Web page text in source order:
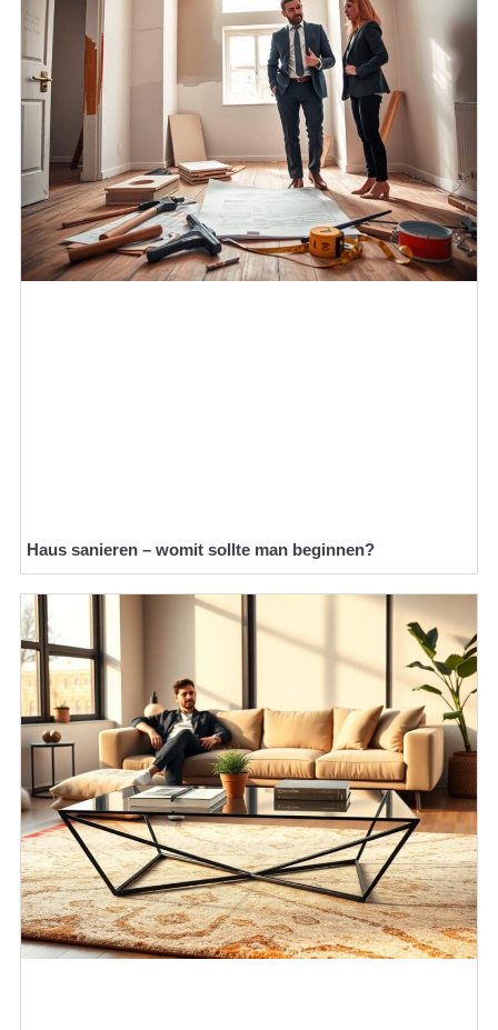
Haus sanieren – womit sollte man beginnen?